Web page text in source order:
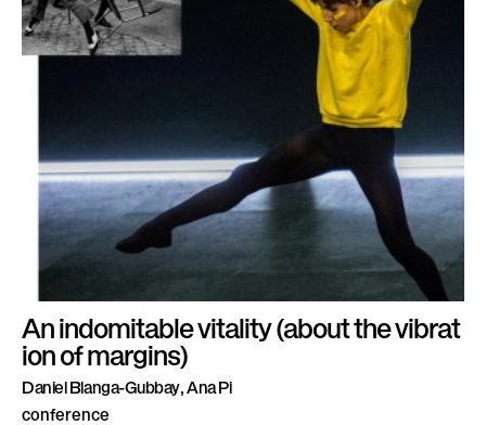
An indomitable vitality (about the vibrat
ion of margins)
Daniel Blanga-Gubbay, Ana Pi
conference